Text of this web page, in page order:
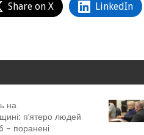
Share on X LinkedIn
на
п’ятеро людей
– поранені